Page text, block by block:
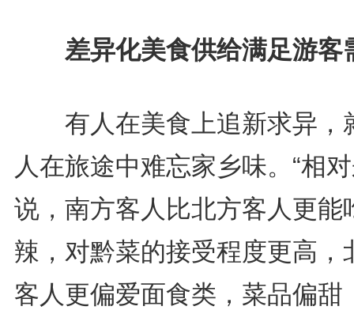
差异化美食供给满足游客
有人在美食上追新求异，
人在旅途中难忘家乡味。“相
说，南方客人比北方客人更能
辣，对黔菜的接受程度更高，
客人更偏爱面食类，菜品偏甜